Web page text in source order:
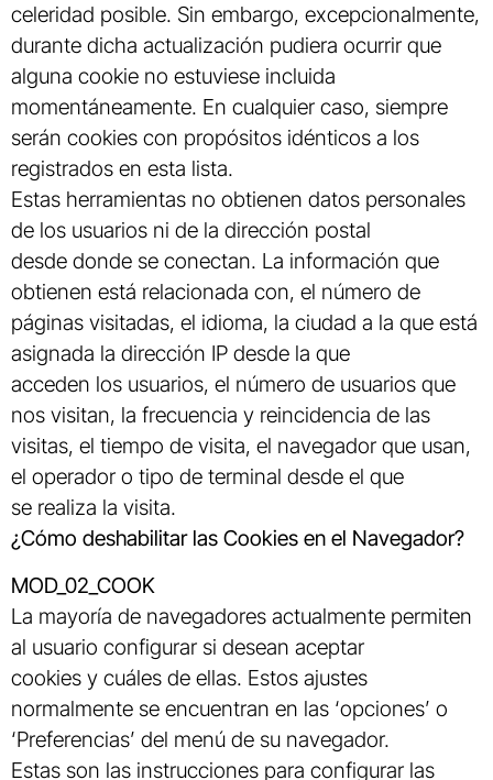
celeridad posible. Sin embargo, excepcionalmente,
durante dicha actualización pudiera ocurrir que
alguna cookie no estuviese incluida
momentáneamente. En cualquier caso, siempre
serán cookies con propósitos idénticos a los
registrados en esta lista.
Estas herramientas no obtienen datos personales
de los usuarios ni de la dirección postal
desde donde se conectan. La información que
obtienen está relacionada con, el número de
páginas visitadas, el idioma, la ciudad a la que está
asignada la dirección IP desde la que
acceden los usuarios, el número de usuarios que
nos visitan, la frecuencia y reincidencia de las
visitas, el tiempo de visita, el navegador que usan,
el operador o tipo de terminal desde el que
se realiza la visita.
¿Cómo deshabilitar las Cookies en el Navegador?
MOD_02_COOK
La mayoría de navegadores actualmente permiten
al usuario configurar si desean aceptar
cookies y cuáles de ellas. Estos ajustes
normalmente se encuentran en las ‘opciones’ o
‘Preferencias’ del menú de su navegador.
Estas son las instrucciones para configurar las